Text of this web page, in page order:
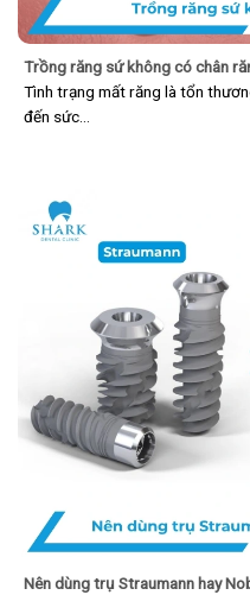
Trồng răng sứ không có chân
Tình trạng mất răng là tổn
đến sức…
Nên dùng trụ Straumann hay